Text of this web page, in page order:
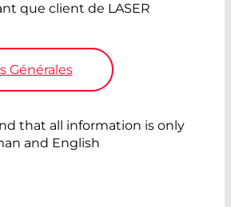
que client de LASER
Générales
that all information is only
and English